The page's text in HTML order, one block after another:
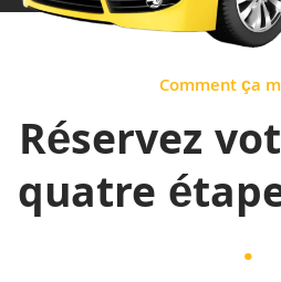
Comment ça
Réservez
quatre
.